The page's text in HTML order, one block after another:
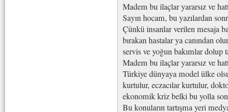
Madem bu ilaçlar yararsız ve
Sayın hocam, bu yazılardan
Çünkü insanlar verilen mesaja
bırakan hastalar ya canından
servis ve yoğun bakımlar dolup
Madem bu ilaçlar yararsız ve
Türkiye dünyaya model ülke
kurtulur, eczacılar kurtulur,
ekonomik kriz belki bu yolla
Bu konuların tartışma yeri